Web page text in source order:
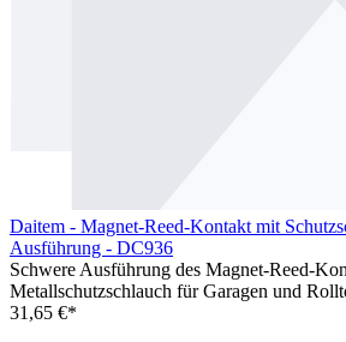
Daitem - Magnet-Reed-Kontakt mit
Ausführung - DC936
Schwere Ausführung des Magnet-Reed-
Metallschutzschlauch für Garagen und
31,65 €*